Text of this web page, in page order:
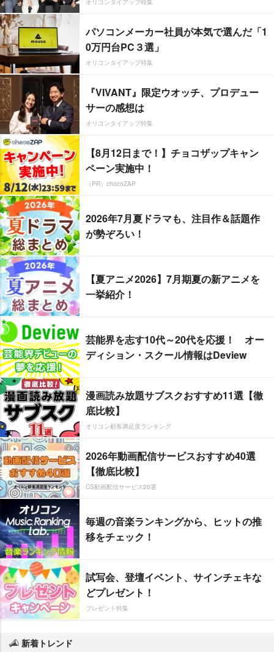
パソコンメーカー社員が本気で選んだ「1
0万円台PC３選」
オリコンタイアップ特集
『VIVANT』限定ウオッチ、プロデュー
サーの感想は
オリコンタイアップ特集
【8月12日まで！】チョコザップキャン
ペーン実施中！
（PR）chocoZAP
2026年7月夏ドラマも、注目作＆話題作
が勢ぞろい！
【夏アニメ2026】7月期夏の新アニメを
一挙紹介！
芸能界を志す10代～20代を応援！ オー
ディション・スクール情報はDeview
漫画読み放題サブスクおすすめ11選【徹
底比較】
オリコン顧客満足度ランキング
2026年動画配信サービスおすすめ40選
【徹底比較】
CS動画配信サービス20選
毎週の音楽ランキングから、ヒットの推
移をチェック！
試写会、登壇イベント、サインチェキな
どプレゼント！
プレゼント特集
新着トレンド